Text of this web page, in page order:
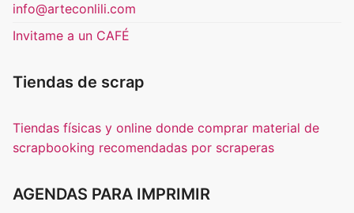
info@arteconlili.com
Invitame a un CAFÉ
Tiendas de scrap
Tiendas físicas y online donde comprar material de
scrapbooking recomendadas por scraperas
AGENDAS PARA IMPRIMIR